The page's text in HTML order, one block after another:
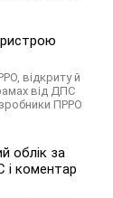
відкриту й
від ДПС
ПРРО
облік за
і коментар